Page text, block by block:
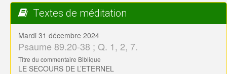
Textes de méditation
Mardi 31 décembre 2024
Psaume 89.20-38 ; Q. 1, 2, 7.
Titre du commentaire Biblique
LE SECOURS DE L’ETERNEL